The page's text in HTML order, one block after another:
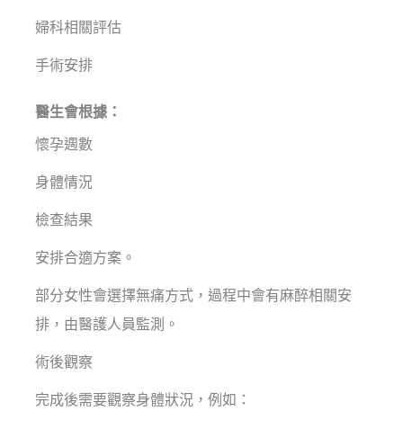
婦科相關評估
手術安排
醫生會根據：
懷孕週數
身體情況
檢查結果
安排合適方案。
部分女性會選擇無痛方式，過程中會有麻醉相關安
排，由醫護人員監測。
術後觀察
完成後需要觀察身體狀況，例如：